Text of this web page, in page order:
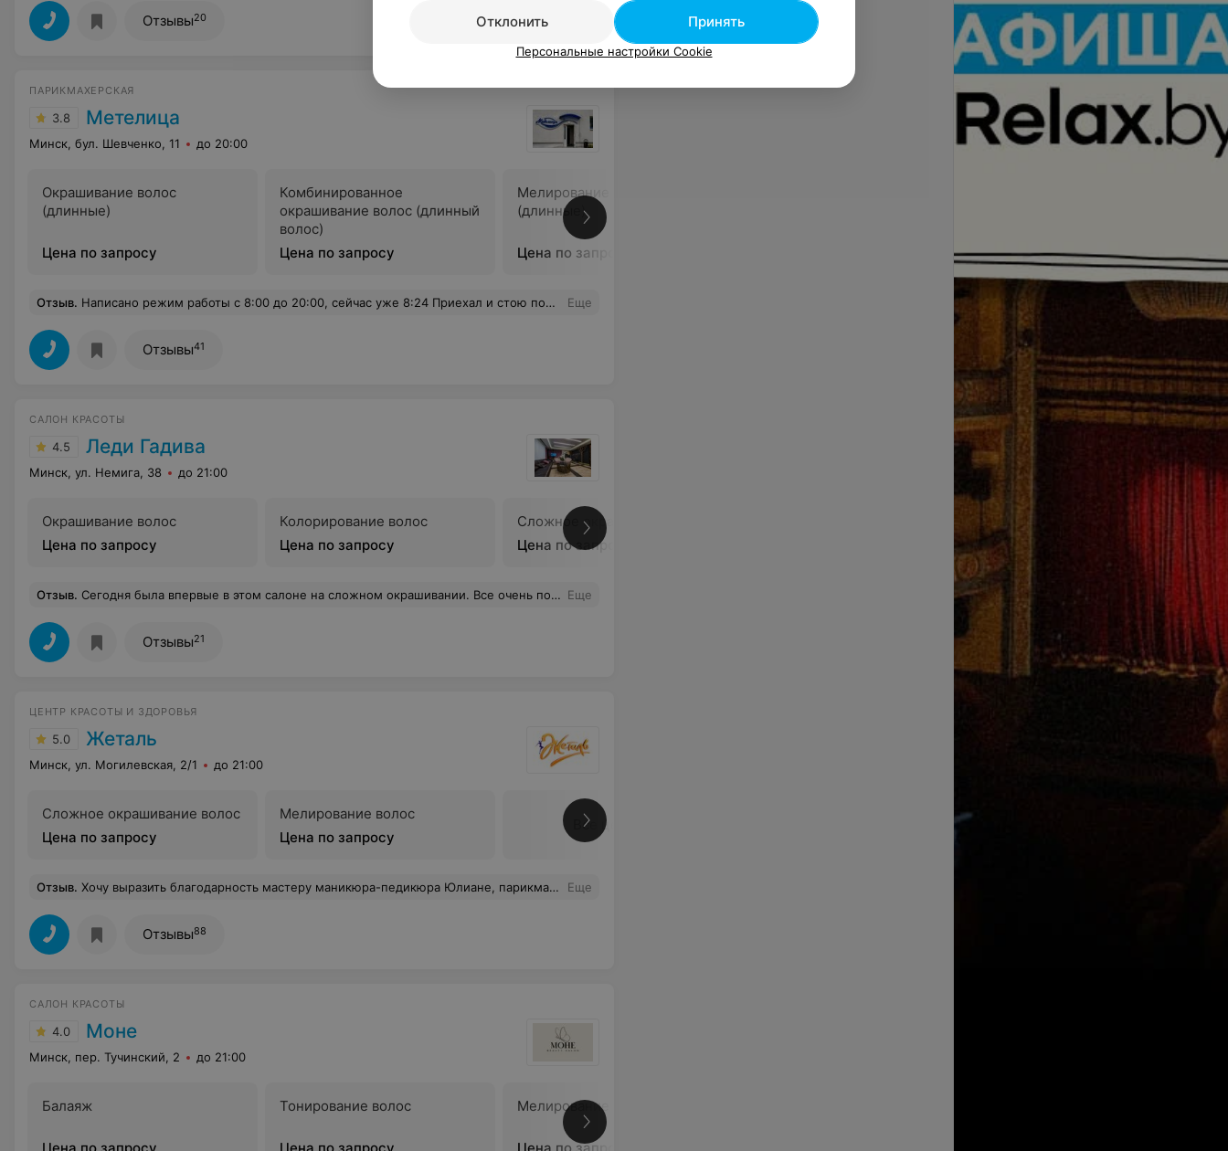
Отзывы20
ПАРИКМАХЕРСКАЯ
3.8 Метелица
Минск, бул. Шевченко, 11 до 20:00
Окрашивание волос
(длинные)
Цена по запросу
Комбинированное
окрашивание волос (длинный
волос)
Цена по запросу
Мелирование волос
(длинные)
Цена по запросу Цена по запросу
Отзыв. Написано режим работы с 8:00 до 20:00, сейчас уже 8:24 Приехал и стою под дверями - закрыто, тел. Не отвечает!!! Господа если режим поменялся, проследите чтоб и клиенты были в курсе. Уважайте время других. Больше не поеду, реальный совок ни какой ни салон. Еще
Отзывы41
САЛОН КРАСОТЫ
4.5 Леди Гадива
Минск, ул. Немига, 38 до 21:00
Окрашивание волос
Цена по запросу
Колорирование волос
Цена по запросу
Сложное окрашивание волос
Цена по запросу
Отзыв. Сегодня была впервые в этом салоне на сложном окрашивании. Все очень понравилось от интерьера, работы администратора до результата качественно выполненной работы . Особая благодарность мастеру Ольге Баранчик. Девушки, кто осветляет длинные волосы, меня поймут. Однозначно рекомендую! Еще
Отзывы21
ЦЕНТР КРАСОТЫ И ЗДОРОВЬЯ
5.0 Жеталь
Минск, ул. Могилевская, 2/1 до 21:00
Сложное окрашивание волос
Цена по запросу
Мелирование волос
Цена по запросу
Все цены
Отзыв. Хочу выразить благодарность мастеру маникюра-педикюра Юлиане, парикмахеру Маше и косметологу Ольге за отличную работу! Очень довольна результатом! Хожу только к вам! Еще
Отзывы88
САЛОН КРАСОТЫ
4.0 Моне
Минск, пер. Тучинский, 2 до 21:00
Балаяж Тонирование волос Мелирование волос
Отклонить
Принять
Персональные настройки Cookie